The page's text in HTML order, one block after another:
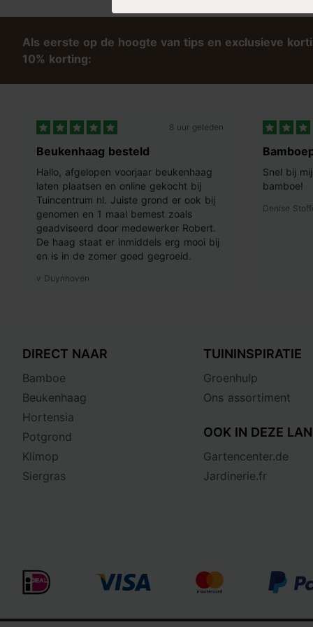
Als eerste op de hoogte van tips en exclusieve
10% korting:
8 uur geleden
Beukenhaag besteld
Hallo, afgelopen voorjaar beukenhaag
laten plaatsen en online gekocht bij
Tuincentrum nl. Juiste grond er ook bij
genomen en 1 maal bemest zoals
geadviseerd door medewerker Robert.
De haag staat er inmiddels erg mooi bij
en is in de zomer goed gegroeid.
v Duynhoven
Snel bij
bamboe!
Denise
DIRECT NAAR
Bamboe
Beukenhaag
Hortensia
Potgrond
Klimop
Siergras
TUININSPIRATIE
Groenhulp
Ons assortiment
OOK IN DEZE
Gartencenter.de
Jardinerie.fr